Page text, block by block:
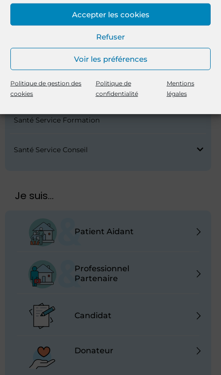
Accepter les cookies
Refuser
Voir les préférences
Politique de gestion des
cookies
Politique de
confidentialité
Mentions
légales
Professionnels & Partenaires
Partenaires
Santé Service Formation
Santé Service Conseil
Je suis...
Patient Aidant
Professionnel
Partenaire
Candidat
Donateur